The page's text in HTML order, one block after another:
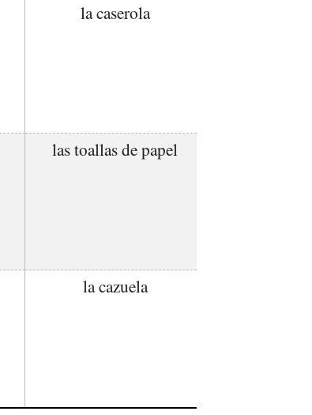
la caserola
las toallas de papel
la cazuela